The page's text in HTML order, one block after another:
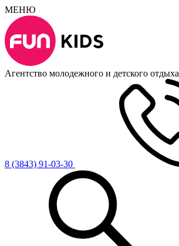
МЕНЮ
Агентство молодежного и детского отдыха
8 (3843) 91-03-30